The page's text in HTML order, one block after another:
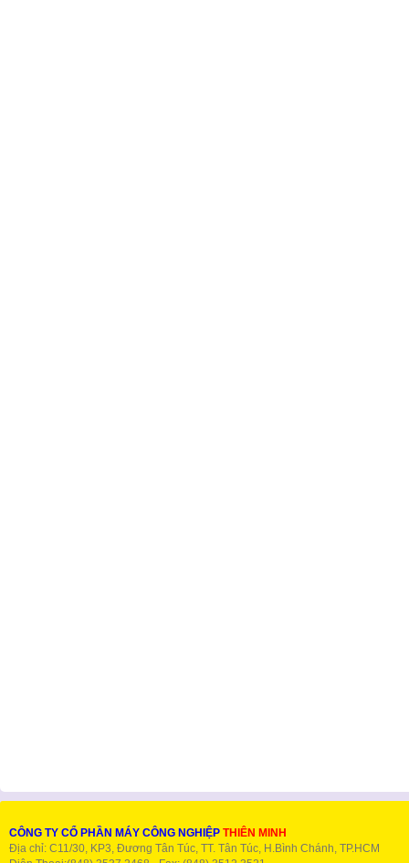
CÔNG TY CỔ PHẦN MÁY CÔNG NGHIỆP THIÊN MINH
Địa chỉ: C11/30, KP3, Đương Tân Túc, TT. Tân Túc, H.Bình Chánh, TP.HCM